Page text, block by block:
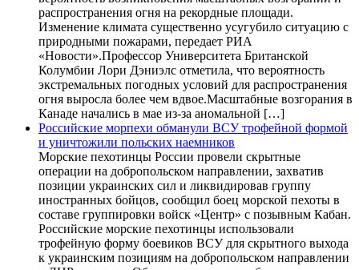
распространения огня на рекордные площади.
Изменение климата существенно усугубило ситуацию с
природными пожарами, передает РИА
«Новости».Профессор Университета Британской
Колумбии Лори Дэниэлс отметила, что вероятность
экстремальных погодных условий для распространения
огня выросла более чем вдвое.Масштабные возгорания в
Канаде начались в мае из-за аномальной […]
Российские морпехи обманули ВСУ трофейной формой
и уничтожили польских наемников
Морские пехотинцы России провели скрытные
операции на добропольском направлении, захватив
позиции украинских сил и ликвидировав группу
иностранных бойцов, сообщил боец морской пехоты в
составе группировки войск «Центр» с позывным Кабан.
Российские морские пехотинцы использовали
трофейную форму боевиков ВСУ для скрытного выхода
к украинским позициям на добропольском направлении